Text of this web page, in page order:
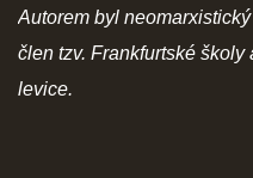
Autorem byl
člen tzv. Frankfurtské
levice.